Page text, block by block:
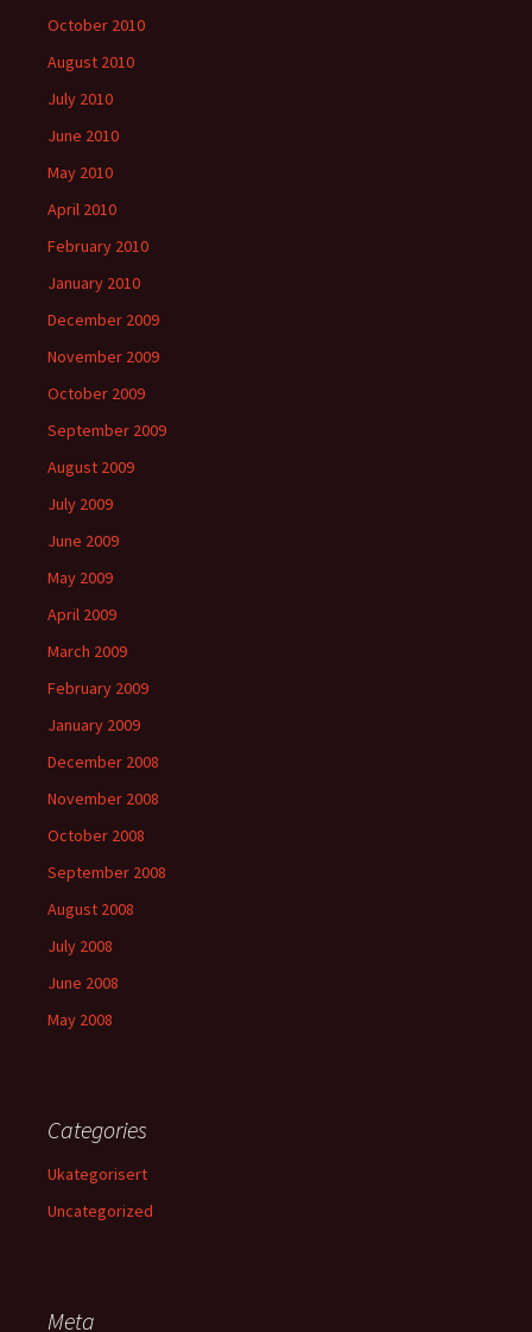
October 2010
August 2010
July 2010
June 2010
May 2010
April 2010
February 2010
January 2010
December 2009
November 2009
October 2009
September 2009
August 2009
July 2009
June 2009
May 2009
April 2009
March 2009
February 2009
January 2009
December 2008
November 2008
October 2008
September 2008
August 2008
July 2008
June 2008
May 2008
Categories
Ukategorisert
Uncategorized
Meta